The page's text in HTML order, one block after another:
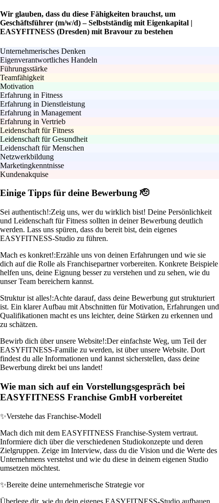
Wir glauben, dass du diese Fähigkeiten brauchst, um
Geschäftsführer (m/w/d) – Selbstständig mit Eigenkapital |
EASYFITNESS (Dresden) mit Bravour zu bestehen
Unternehmerisches Denken
Eigenverantwortliches Handeln
Führungsstärke
Teamfähigkeit
Motivation
Erfahrung in Fitness
Erfahrung in Dienstleistung
Erfahrung in Management
Erfahrung in Vertrieb
Leidenschaft für Fitness
Leidenschaft für Gesundheit
Leidenschaft für Menschen
Netzwerkbildung
Marketingkenntnisse
Kundenakquise
Einige Tipps für deine Bewerbung 🫡
Sei authentisch!:Zeig uns, wer du wirklich bist! Deine Persönlichkeit
und Leidenschaft für Fitness sollten in deiner Bewerbung deutlich
werden. Lass uns spüren, dass du bereit bist, dein eigenes
EASYFITNESS-Studio zu führen.
Mach es konkret!:Erzähle uns von deinen Erfahrungen und wie sie
dich auf die Rolle als Franchisepartner vorbereiten. Konkrete Beispiele
helfen uns, deine Eignung besser zu verstehen und zu sehen, wie du
unser Team bereichern kannst.
Struktur ist alles!:Achte darauf, dass deine Bewerbung gut strukturiert
ist. Ein klarer Aufbau mit Abschnitten für Motivation, Erfahrungen und
Qualifikationen macht es uns leichter, deine Stärken zu erkennen und
zu schätzen.
Bewirb dich über unsere Website!:Der einfachste Weg, um Teil der
EASYFITNESS-Familie zu werden, ist über unsere Website. Dort
findest du alle Informationen und kannst sicherstellen, dass deine
Bewerbung direkt bei uns landet!
Wie man sich auf ein Vorstellungsgespräch bei
EASYFITNESS Franchise GmbH vorbereitet
✨Verstehe das Franchise-Modell
Mach dich mit dem EASYFITNESS Franchise-System vertraut.
Informiere dich über die verschiedenen Studiokonzepte und deren
Zielgruppen. Zeige im Interview, dass du die Vision und die Werte des
Unternehmens verstehst und wie du diese in deinem eigenen Studio
umsetzen möchtest.
✨Bereite deine unternehmerische Strategie vor
Überlege dir, wie du dein eigenes EASYFITNESS-Studio aufbauen